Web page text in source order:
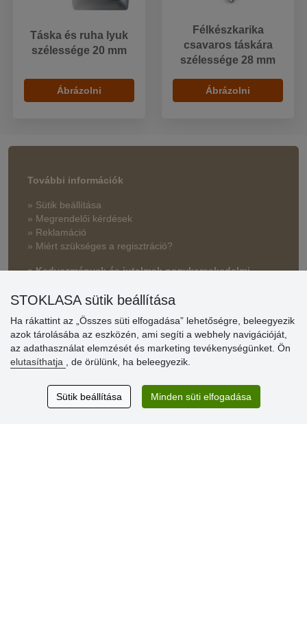
Táska és ruha lyuk
szélessége 20 mm
Ábrázolni
Félkészkarika
csavaros táskára
szélessége 28 mm
Ábrázolni
További információk
» Sütik beállítása
» Megrendelői kérdések
» Reklamáció
» Miért szükséges a regisztráció?
» Kedvezmények és jutalmak nagykereskedelmi
Vásárlók
Excellent service
STOKLASA sütik beállítása
Ha rákattint az „Összes süti elfogadása” lehetőségre, beleegyezik
azok tárolásába az eszközén, ami segíti a webhely navigációját,
az adathasználat elemzését és marketing tevékenységünket. Ön
elutasíthatja
, de örülünk, ha beleegyezik.
Sütik beállítása Minden süti elfogadása